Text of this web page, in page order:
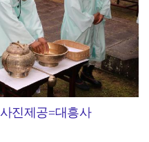
진제공=대흥사